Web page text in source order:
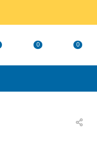
0 0